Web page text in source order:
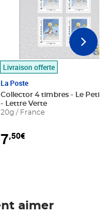
au panier
Livraison offerte
La Poste
Collector 4 timbres - Le Petit
- Lettre Verte
20g / France
7,50€
aimer